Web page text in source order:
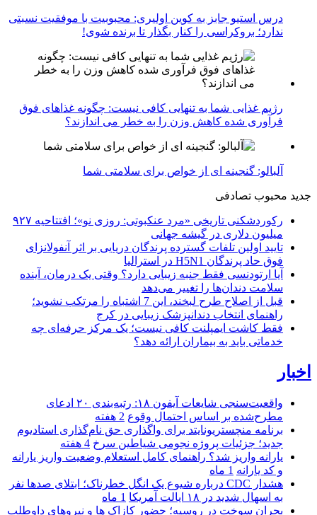
درس استیو جابز به کوین اولیری: محبوبیت با موفقیت نسبتی
ندارد؛ بروکراسی را کنار بگذار تا برنده شوی!
رژیم غذایی شما به تنهایی کافی نیست: چگونه غذاهای فوق
فرآوری شده کاهش وزن را به خطر می اندازند؟
آلبالو: گنجینه ای از خواص برای سلامتی شما
جدید محبوب تصادفی
رکوردشکنی تاریخی «مرد عنکبوتی: روزی نو»؛ افتتاحیه ۹۲۷
میلیون دلاری در گیشه جهانی
تایید اولین تلفات گسترده پرندگان دریایی بر اثر آنفولانزای
فوق حاد پرندگان H5N1 در استرالیا
آیا ارتودنسی فقط جنبه زیبایی دارد؟ وقتی یک درمان، آینده
سلامت دندان‌ها را تغییر می‌دهد
قبل از اصلاح طرح لبخند، این 7 اشتباه را مرتکب نشوید؛
راهنمای انتخاب دندانپزشک زیبایی در کرج
فقط کاشت ایمپلنت کافی نیست؛ یک مرکز حرفه‌ای چه
خدماتی باید به بیماران ارائه دهد؟
اخبار
واقعیت‌سنجی شایعات آیفون ۱۸: رتبه‌بندی ۲۰ ادعای
مطرح‌شده بر اساس احتمال وقوع 2 هفته
برنامه منچستریونایتد برای واگذاری حق نام‌گذاری استادیوم
جدید؛ جزئیات پروژه نجومی شیاطین سرخ 4 هفته
یارانه واریز شد؟ راهنمای کامل استعلام وضعیت واریز یارانه
و کد یارانه 1 ماه
هشدار CDC درباره شیوع یک انگل خطرناک؛ ابتلای صدها نفر
به اسهال شدید در ۱۸ ایالت آمریکا
1 ماه
بحران سوخت در روسیه؛ حضور کازاک‌ ها و نیروهای داوطلب